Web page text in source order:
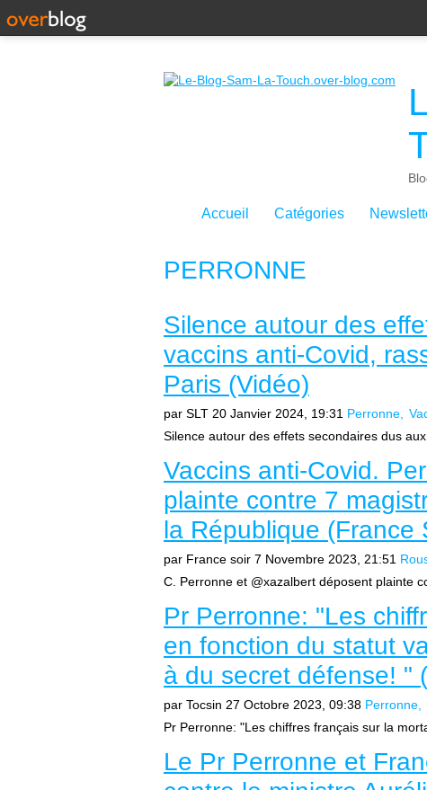
Accueil Catégories
PERRONNE
Silence autour des
vaccins anti-Covid,
Paris (Vidéo)
par SLT 20 Janvier 2024, 19:31 Perronne
Silence autour des effets secondaires dus
Vaccins anti-Covid.
plainte contre 7
la République (France
par France soir 7 Novembre 2023, 21:51
C. Perronne et @xazalbert déposent plainte
Pr Perronne: "Les
en fonction du statut
à du secret défense! "
par Tocsin 27 Octobre 2023, 09:38 Perronne
Pr Perronne: "Les chiffres français sur la
Le Pr Perronne et